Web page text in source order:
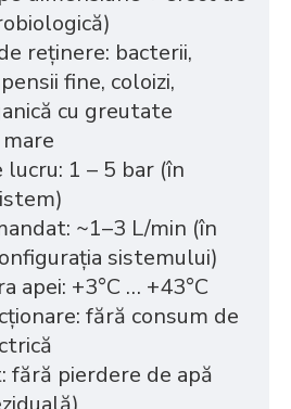
reținere: bacterii,
fine, coloizi,
cu greutate
lucru: 1 – 5 bar (în
~1–3 L/min (în
sistemului)
apei: +3°C … +43°C
fără consum de
fără pierdere de apă